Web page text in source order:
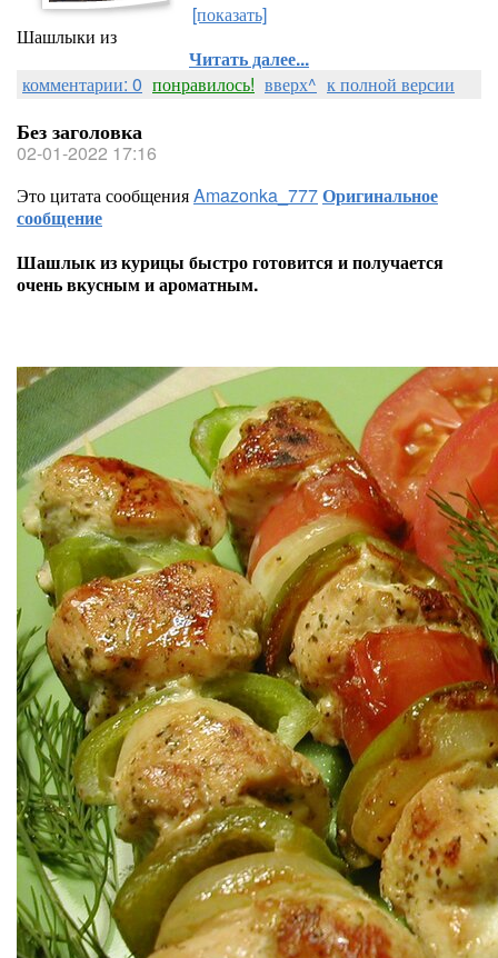
[показать]
Шашлыки из
Читать далее...
комментарии: 0 понравилось! вверх^ к полной версии
Без заголовка
02-01-2022 17:16
Это цитата сообщенияAmazonka_777Оригинальное
сообщение
Шашлык из курицы быстро готовится и получается
очень вкусным и ароматным.